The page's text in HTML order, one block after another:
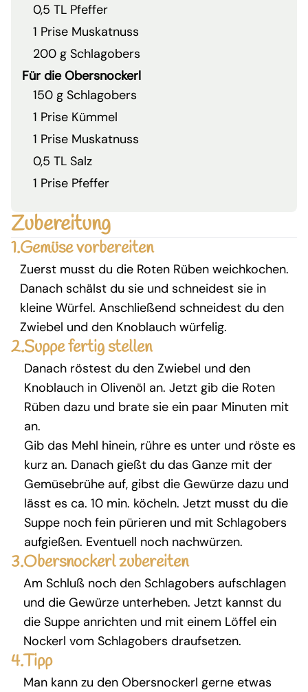
0,5 TL Pfeffer
1 Prise Muskatnuss
200 g Schlagobers
Für die Obersnockerl
150 g Schlagobers
1 Prise Kümmel
1 Prise Muskatnuss
0,5 TL Salz
1 Prise Pfeffer
Zubereitung
1.Gemüse vorbereiten
Zuerst musst du die Roten Rüben weichkochen.
Danach schälst du sie und schneidest sie in
kleine Würfel. Anschließend schneidest du den
Zwiebel und den Knoblauch würfelig.
2.Suppe fertig stellen
Danach röstest du den Zwiebel und den
Knoblauch in Olivenöl an. Jetzt gib die Roten
Rüben dazu und brate sie ein paar Minuten mit
an.
Gib das Mehl hinein, rühre es unter und röste es
kurz an. Danach gießt du das Ganze mit der
Gemüsebrühe auf, gibst die Gewürze dazu und
lässt es ca. 10 min. köcheln. Jetzt musst du die
Suppe noch fein pürieren und mit Schlagobers
aufgießen. Eventuell noch nachwürzen.
3.Obersnockerl zubereiten
Am Schluß noch den Schlagobers aufschlagen
und die Gewürze unterheben. Jetzt kannst du
die Suppe anrichten und mit einem Löffel ein
Nockerl vom Schlagobers draufsetzen.
4.Tipp
Man kann zu den Obersnockerl gerne etwas